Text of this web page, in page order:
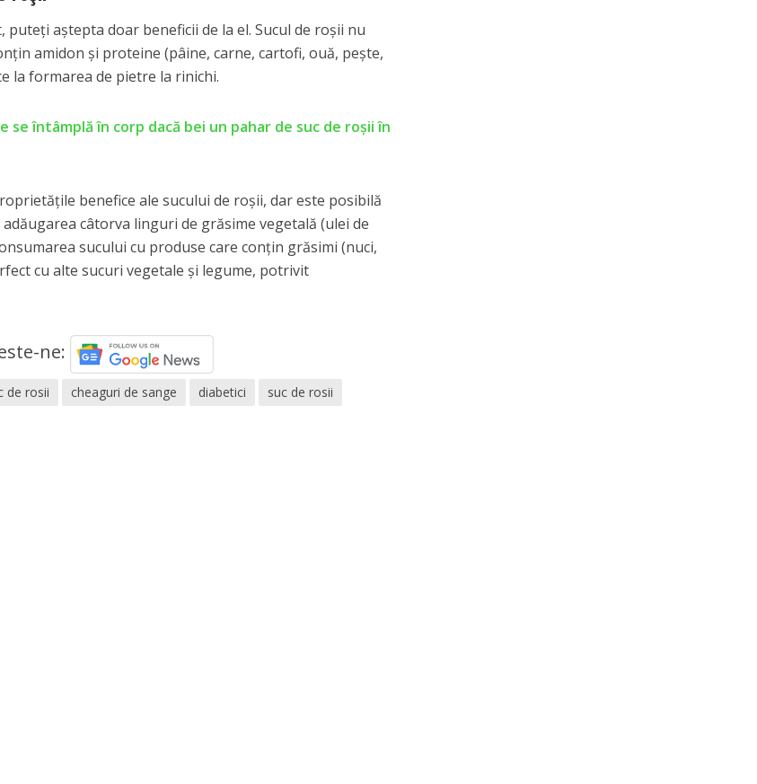
puteți aștepta doar beneficii de la el. Sucul de roșii nu
amidon și proteine (pâine, carne, cartofi, ouă, pește,
la formarea de pietre la rinichi.
se întâmplă în corp dacă bei un pahar de suc de roşii în
benefice ale sucului de roșii, dar este posibilă
câtorva linguri de grăsime vegetală (ulei de
sucului cu produse care conțin grăsimi (nuci,
cu alte sucuri vegetale și legume, potrivit
ne:
de rosii cheaguri de sange diabetici suc de rosii